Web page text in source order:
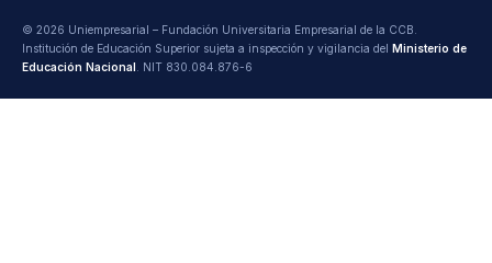
© 2026 Uniempresarial – Fundación Universitaria Empresarial de la CCB.
Institución de Educación Superior sujeta a inspección y vigilancia del
Ministerio de
Educación Nacional . NIT 830.084.876-6